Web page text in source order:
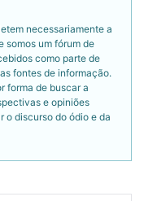
necessariamente a
somos um fórum de
como parte de
fontes de informação.
forma de buscar a
e opiniões
o discurso do ódio e da